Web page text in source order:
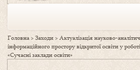
Головна >Заходи >Актуалізація науково-
інформаційного простору відкритої освіти у
«Сучасні заклади освіти»